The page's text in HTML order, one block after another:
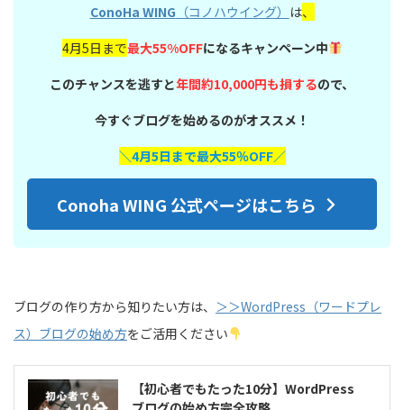
ConoHa WING （コノハウイング） は、
4月5日まで最大55%OFFになるキャンペーン中
このチャンスを逃すと年間約10,000円も損するので、
今すぐブログを始めるのがオススメ！
＼4月5日まで最大55％OFF／
Conoha WING 公式ページはこちら
ブログの作り方から知りたい方は、 ＞＞WordPress（ワードプレ
ス）ブログの始め方をご活用ください
【初心者でもたった10分】WordPress